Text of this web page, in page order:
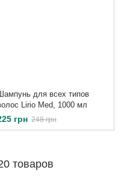
для всех типов
Lirio Med, 1000 мл
грн 248 грн
товаров